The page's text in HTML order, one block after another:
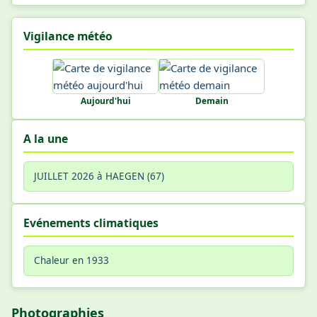
Vigilance météo
Aujourd'hui Demain
A la une
JUILLET 2026 à HAEGEN (67)
Evénements climatiques
Chaleur en 1933
Photographies